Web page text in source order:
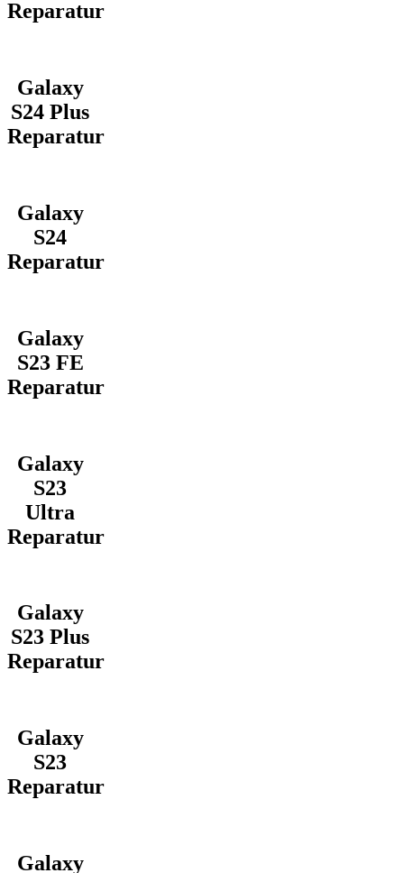
Reparatur
Galaxy
S24 Plus
Reparatur
Galaxy
S24
Reparatur
Galaxy
S23 FE
Reparatur
Galaxy
S23
Ultra
Reparatur
Galaxy
S23 Plus
Reparatur
Galaxy
S23
Reparatur
Galaxy